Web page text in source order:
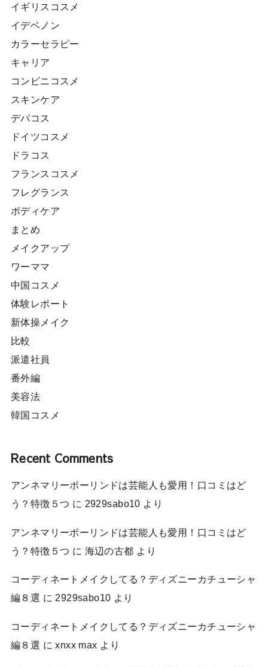
イギリスコスメ
イデベノン
カラーセラピー
キャリア
コンビニコスメ
スキンケア
デパコス
ドイツコスメ
ドラコス
フランスコスメ
フレグランス
ボディケア
まとめ
メイクアップ
ワーママ
中国コスメ
体験レポート
新体操メイク
比較
派遣社員
番外編
美容法
韓国コスメ
Recent Comments
アンネマリーボーリンドは芸能人も愛用！口コミはど
う？特徴５つ に 2929sabo10 より
アンネマリーボーリンドは芸能人も愛用！口コミはど
う？特徴５つ に 海辺の古都 より
コーディネートメイクしてる？ディズニーカチューシャ
編８選 に 2929sabo10 より
コーディネートメイクしてる？ディズニーカチューシャ
編８選 にxnxx max より